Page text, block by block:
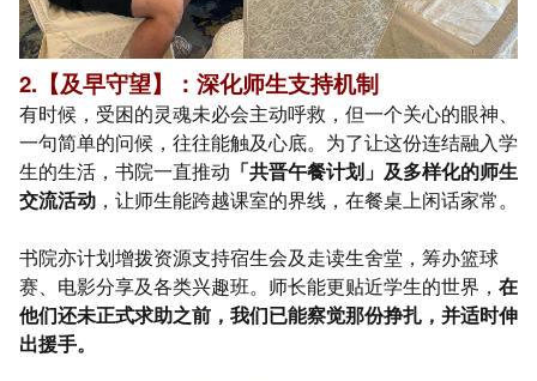
2.【及早守望】：深化师生支持机制
有时候，受困的灵魂未必会主动呼救，但一个关心的眼神、
一句简单的问候，往往能触及心底。为了让这份连结融入学
生的生活，书院一直推动 「共晋午餐计划」及多样化的师生
交流活动 ，让师生能跨越课室的界线，在餐桌上闲话家常。
书院亦计划增拨资源支持宿生会及走读生舍堂，筹办篮球
赛、电影分享及各类兴趣班。师长能更贴近学生的世界， 在
他们还未正式求助之前，我们已能察觉那份挣扎，并适时伸
出援手。